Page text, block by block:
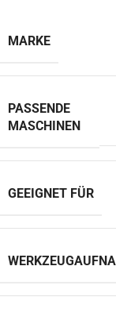
MARKE
PASSENDE
MASCHINEN
GEEIGNET FÜR